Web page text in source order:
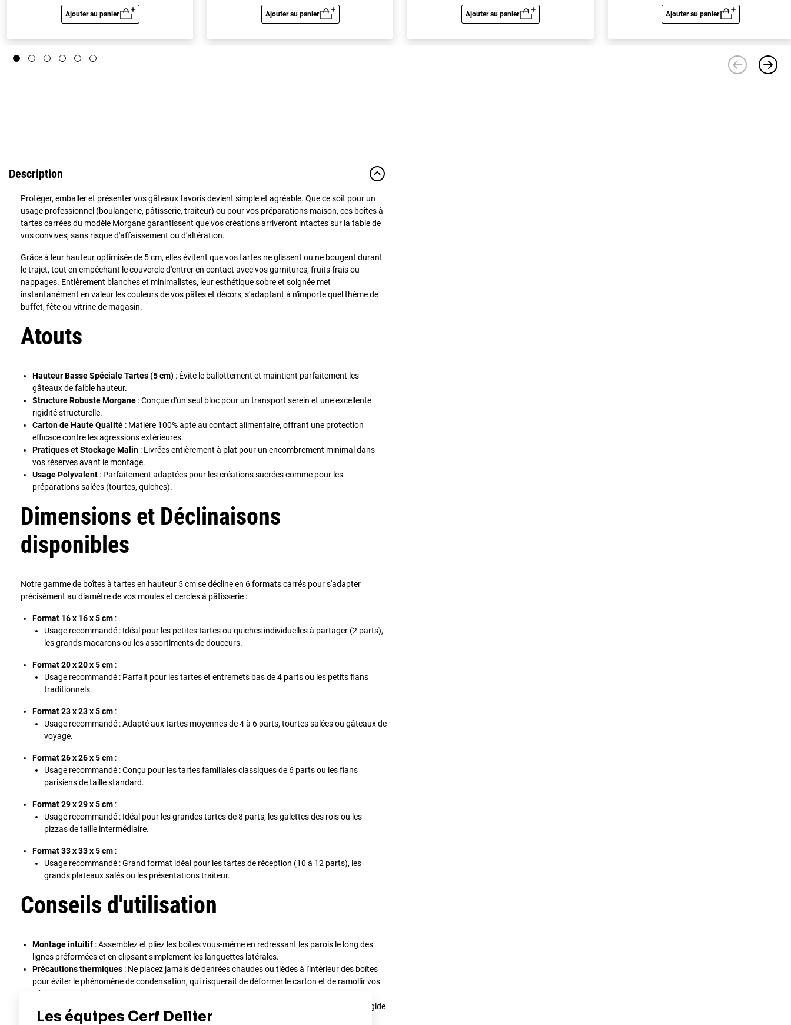
Ajouter au panier
Aperçu rapide
Ajouter au panier
Aperçu rapide
Ajouter au panier
Aperçu rapide
Ajouter au panier
Aperçu rapide
Description
Protéger, emballer et présenter vos gâteaux favoris devient simple et agréable. Que ce soit pour un
usage professionnel (boulangerie, pâtisserie, traiteur) ou pour vos préparations maison, ces boîtes à
tartes carrées du modèle Morgane garantissent que vos créations arriveront intactes sur la table de
vos convives, sans risque d'affaissement ou d'altération.
Grâce à leur hauteur optimisée de 5 cm, elles évitent que vos tartes ne glissent ou ne bougent durant
le trajet, tout en empêchant le couvercle d'entrer en contact avec vos garnitures, fruits frais ou
nappages. Entièrement blanches et minimalistes, leur esthétique sobre et soignée met
instantanément en valeur les couleurs de vos pâtes et décors, s'adaptant à n'importe quel thème de
buffet, fête ou vitrine de magasin.
Atouts
Hauteur Basse Spéciale Tartes (5 cm) : Évite le ballottement et maintient parfaitement les
gâteaux de faible hauteur.
Structure Robuste Morgane : Conçue d'un seul bloc pour un transport serein et une excellente
rigidité structurelle.
Carton de Haute Qualité : Matière 100% apte au contact alimentaire, offrant une protection
efficace contre les agressions extérieures.
Pratiques et Stockage Malin : Livrées entièrement à plat pour un encombrement minimal dans
vos réserves avant le montage.
Usage Polyvalent : Parfaitement adaptées pour les créations sucrées comme pour les
préparations salées (tourtes, quiches).
Dimensions et Déclinaisons
disponibles
Notre gamme de boîtes à tartes en hauteur 5 cm se décline en 6 formats carrés pour s'adapter
précisément au diamètre de vos moules et cercles à pâtisserie :
Format 16 x 16 x 5 cm :
Usage recommandé : Idéal pour les petites tartes ou quiches individuelles à partager (2 parts),
les grands macarons ou les assortiments de douceurs.
Format 20 x 20 x 5 cm :
Usage recommandé : Parfait pour les tartes et entremets bas de 4 parts ou les petits flans
traditionnels.
Format 23 x 23 x 5 cm :
Usage recommandé : Adapté aux tartes moyennes de 4 à 6 parts, tourtes salées ou gâteaux de
voyage.
Format 26 x 26 x 5 cm :
Usage recommandé : Conçu pour les tartes familiales classiques de 6 parts ou les flans
parisiens de taille standard.
Format 29 x 29 x 5 cm :
Usage recommandé : Idéal pour les grandes tartes de 8 parts, les galettes des rois ou les
pizzas de taille intermédiaire.
Format 33 x 33 x 5 cm :
Usage recommandé : Grand format idéal pour les tartes de réception (10 à 12 parts), les
grands plateaux salés ou les présentations traiteur.
Conseils d'utilisation
Montage intuitif : Assemblez et pliez les boîtes vous-même en redressant les parois le long des
lignes préformées et en clipsant simplement les languettes latérales.
Précautions thermiques : Ne placez jamais de denrées chaudes ou tièdes à l'intérieur des boîtes
pour éviter le phénomène de condensation, qui risquerait de déformer le carton et de ramollir vos
pâtes.
: Pour une manipulation encore plus sereine, vous pouvez glisser un rond cartonné rigide
sous votre tarte avant de la placer dans la boîte.